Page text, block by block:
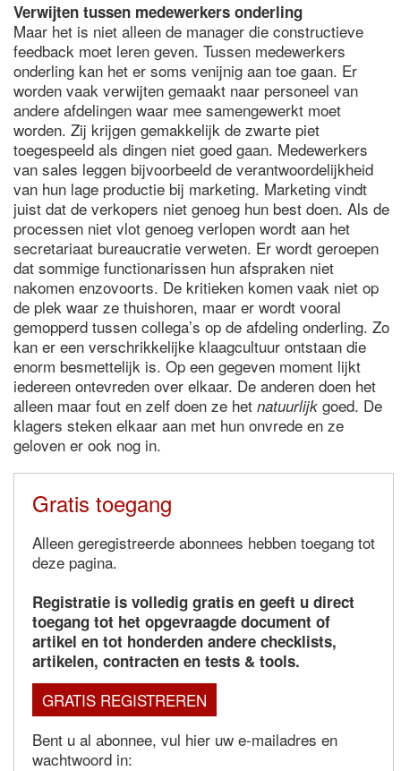
Verwijten tussen medewerkers onderling
Maar het is niet alleen de manager die constructieve
feedback moet leren geven. Tussen medewerkers
onderling kan het er soms venijnig aan toe gaan. Er
worden vaak verwijten gemaakt naar personeel van
andere afdelingen waar mee samengewerkt moet
worden. Zij krijgen gemakkelijk de zwarte piet
toegespeeld als dingen niet goed gaan. Medewerkers
van sales leggen bijvoorbeeld de verantwoordelijkheid
van hun lage productie bij marketing. Marketing vindt
juist dat de verkopers niet genoeg hun best doen. Als de
processen niet vlot genoeg verlopen wordt aan het
secretariaat bureaucratie verweten. Er wordt geroepen
dat sommige functionarissen hun afspraken niet
nakomen enzovoorts. De kritieken komen vaak niet op
de plek waar ze thuishoren, maar er wordt vooral
gemopperd tussen collega’s op de afdeling onderling. Zo
kan er een verschrikkelijke klaagcultuur ontstaan die
enorm besmettelijk is. Op een gegeven moment lijkt
iedereen ontevreden over elkaar. De anderen doen het
alleen maar fout en zelf doen ze het natuurlijk goed. De
klagers steken elkaar aan met hun onvrede en ze
geloven er ook nog in.
Gratis toegang
Alleen geregistreerde abonnees hebben toegang tot
deze pagina.
Registratie is volledig gratis en geeft u direct
toegang tot het opgevraagde document of
artikel en tot honderden andere checklists,
artikelen, contracten en tests & tools.
GRATIS REGISTREREN
Bent u al abonnee, vul hier uw e-mailadres en
wachtwoord in: